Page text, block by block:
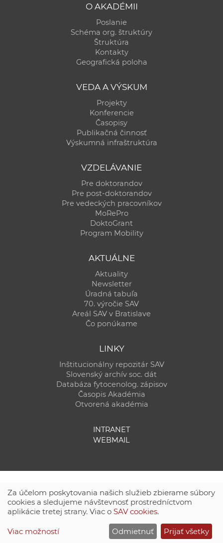
O AKADÉMII
Poslanie
Schéma org. štruktúry
Štruktúra
Kontakty
Geografická poloha
VEDA A VÝSKUM
Projekty
Konferencie
Časopisy
Publikačná činnosť
Výskumná infraštruktúra
VZDELÁVANIE
Pre doktorandov
Pre post-doktorandov
Pre vedeckých pracovníkov
MoRePro
DoktoGrant
Program Mobility
AKTUÁLNE
Aktuality
Newsletter
Úradná tabuľa
70. výročie SAV
Areál SAV v Bratislave
Čo ponúkame
LINKY
Inštitucionálny repozitár SAV
Slovenský archív soc. dát
Databáza fytocenolog. zápisov
Časopis Akadémia
Otvorená akadémia
INTRANET
WEBMAIL
CSČ SAV, v. v. i. - Výpočtové stredisko SAV
Site map
Zásady ochrany súkromných údajov
Za účelom poskytovania našich služieb zbierame súbory
cookies a sledujeme návštevnosť prostredníctvom
aplikácie tretej strany. Viac o SAV cookies.
Viac možností Odmietnuť Prijať všetky